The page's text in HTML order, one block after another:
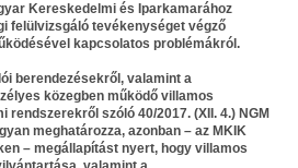
Kereskedelmi és Iparkamarához
felülvizsgáló tevékenységet végző
kapcsolatos problémákról.
berendezésekről, valamint a
közegben működő villamos
rendszerekről szóló 40/2017. (XII. 4.) NGM
meghatározza, azonban – az MKIK
– megállapítást nyert, hogy villamos